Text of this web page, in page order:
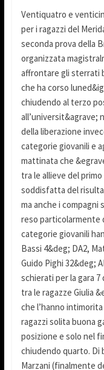
Ventiquatro e
per i ragazzi del
seconda prova della
organizzata
affrontare gli sterrati
che ha corso
chiudendo al terzo
all’universit&agrave;
della liberazione
categorie giovanili e
mattinata che
tra le allieve del
soddisfatta del
ma anche i compagni
reso particolarmente
categorie giovanili
Bassi 4&deg; DA2,
Guido Pighi 32&deg;
schierati per la gara
tra le ragazze Giulia
che l’hanno
ragazzi solita buona
posizione e solo nel
chiudendo quarto. Di
Marzani (finalmente